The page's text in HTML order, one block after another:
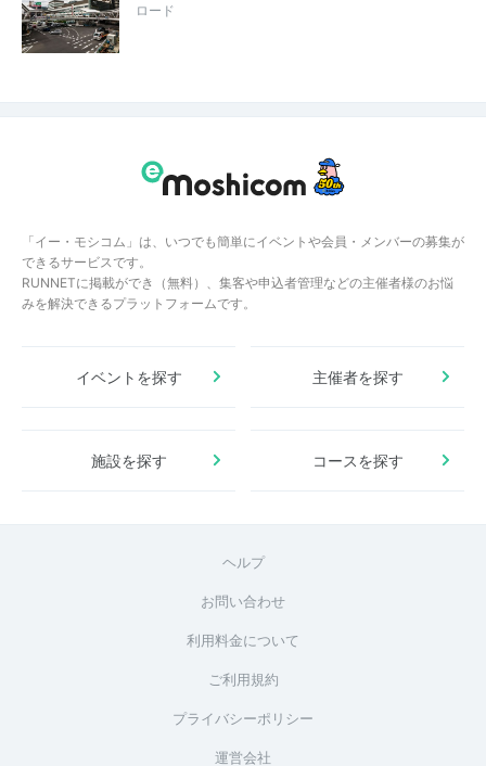
ロード
「イー・モシコム」は、いつでも簡単にイベントや会員・メンバーの募集が
できるサービスです。
RUNNETに掲載ができ（無料）、集客や申込者管理などの主催者様のお悩
みを解決できるプラットフォームです。
イベントを探す 主催者を探す
施設を探す コースを探す
ヘルプ
お問い合わせ
利用料金について
ご利用規約
プライバシーポリシー
運営会社